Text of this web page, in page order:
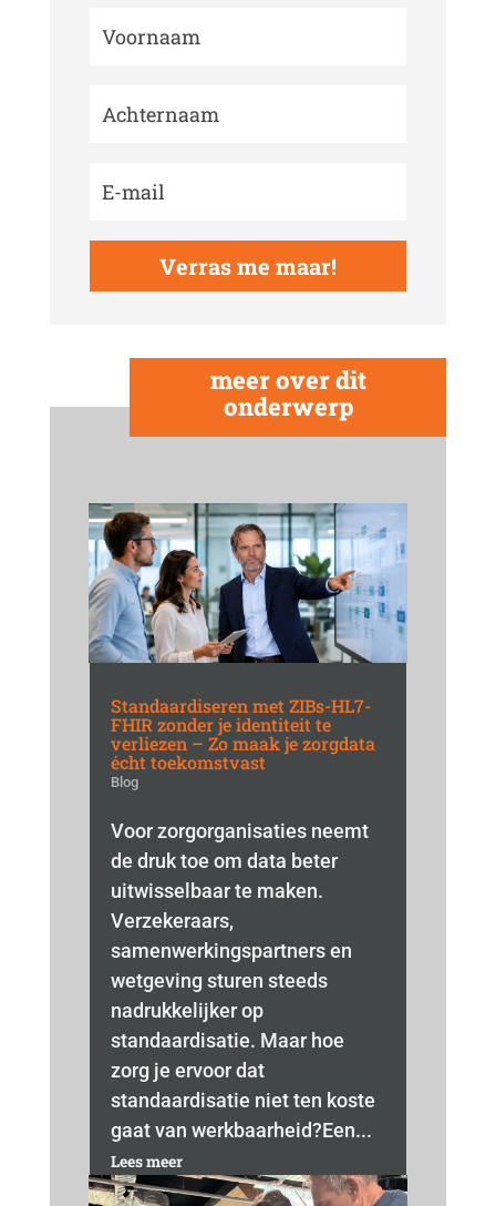
Verras me maar!
meer over dit
onderwerp
Standaardiseren met ZIBs-HL7-
FHIR zonder je identiteit te
verliezen – Zo maak je zorgdata
écht toekomstvast
Blog
Voor zorgorganisaties neemt
de druk toe om data beter
uitwisselbaar te maken.
Verzekeraars,
samenwerkingspartners en
wetgeving sturen steeds
nadrukkelijker op
standaardisatie. Maar hoe
zorg je ervoor dat
standaardisatie niet ten koste
gaat van werkbaarheid?Een...
Lees meer